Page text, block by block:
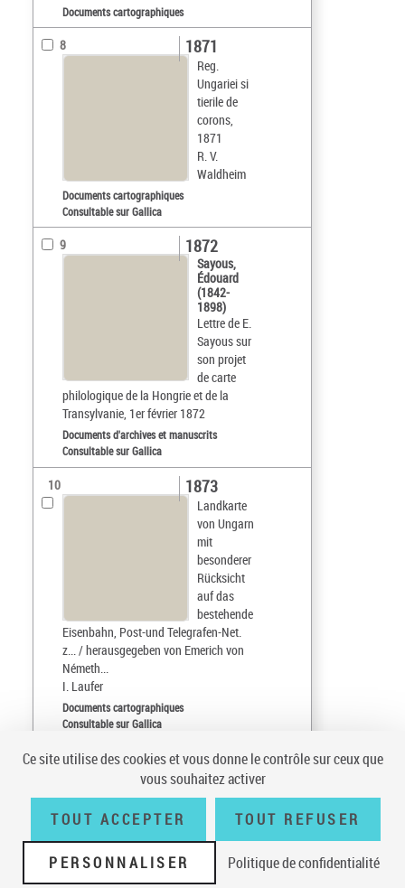
Documents cartographiques
8
Reg.
Ungariei si
tierile de
corons,
1871
R. V.
Waldheim
1871
Documents cartographiques
Consultable sur Gallica
9
Sayous,
Édouard
(1842-
1898)
Lettre de E.
Sayous sur
son projet
de carte
philologique de la Hongrie et de la
Transylvanie, 1er février 1872
1872
Documents d'archives et manuscrits
Consultable sur Gallica
10
Landkarte
von Ungarn
mit
besonderer
Rücksicht
auf das
bestehende
Eisenbahn, Post-und Telegrafen-Net.
z... / herausgegeben von Emerich von
Németh...
I. Laufer
1873
Documents cartographiques
Consultable sur Gallica
Date (croissant)
sur 8
10
résultats/page
Conditions générales d'utilisation | A propos | Plan du site |
Écrire à la
BnF | Accessibilité (non conforme) | V 23.1.0
Ce site utilise des cookies et vous donne le contrôle sur ceux que
vous souhaitez activer
TOUT ACCEPTER TOUT REFUSER
PERSONNALISER Politique de confidentialité